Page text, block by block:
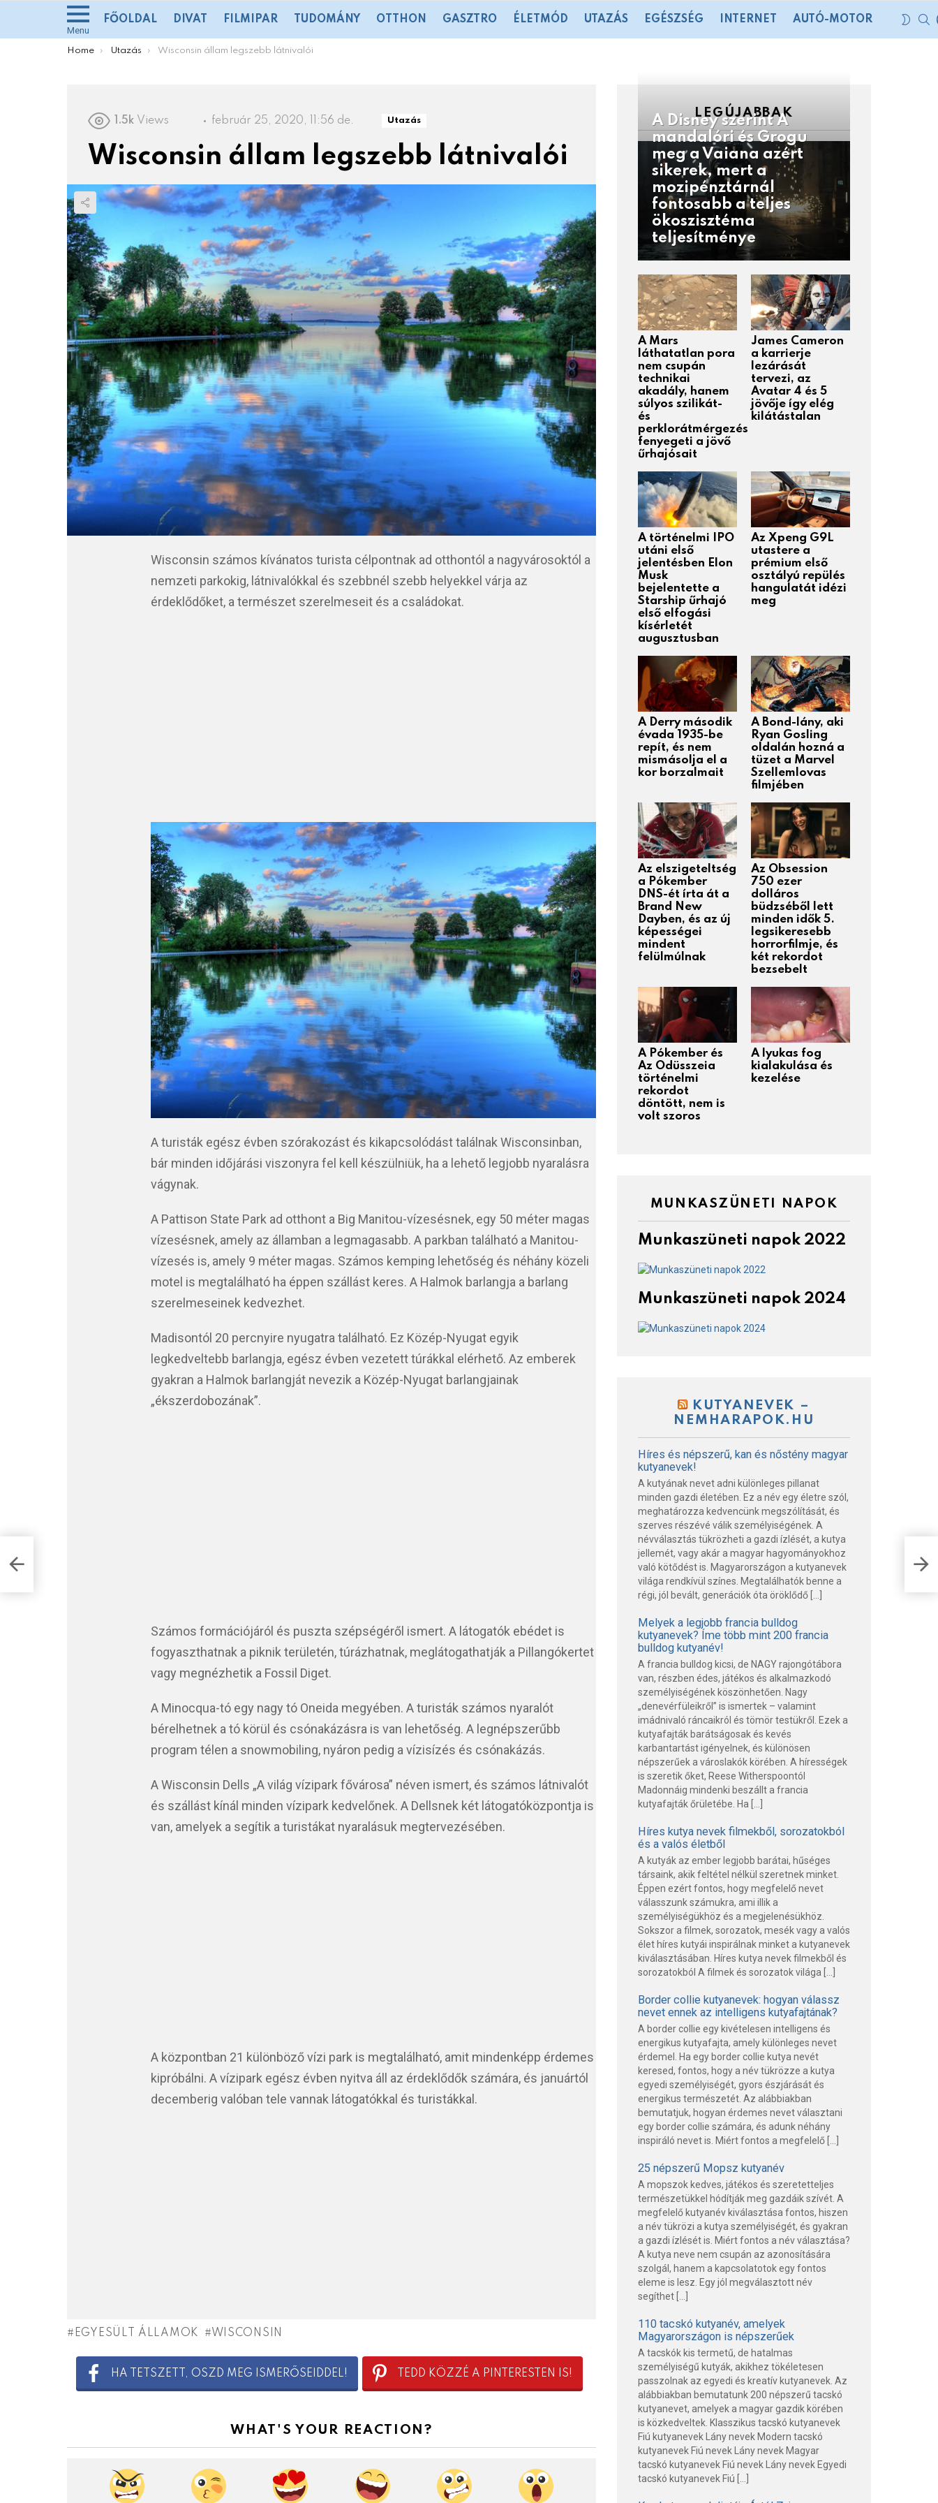
Menu
FŐOLDAL DIVAT FILMIPAR TUDOMÁNY OTTHON GASZTRO ÉLETMÓD UTAZÁS EGÉSZSÉG INTERNET AUTÓ-MOTOR
You are here:
Home Utazás Wisconsin állam legszebb látnivalói
1.5k Views február 25, 2020, 11:56 de. Utazás
Wisconsin állam legszebb látnivalói
Wisconsin számos kívánatos turista célpontnak ad otthontól a nagyvárosoktól a
nemzeti parkokig, látnivalókkal és szebbnél szebb helyekkel várja az
érdeklődőket, a természet szerelmeseit és a családokat.
A turisták egész évben szórakozást és kikapcsolódást találnak Wisconsinban,
bár minden időjárási viszonyra fel kell készülniük, ha a lehető legjobb nyaralásra
vágynak.
A Pattison State Park ad otthont a Big Manitou-vízesésnek, egy 50 méter magas
vízesésnek, amely az államban a legmagasabb. A parkban található a Manitou-
vízesés is, amely 9 méter magas. Számos kemping lehetőség és néhány közeli
motel is megtalálható ha éppen szállást keres. A Halmok barlangja a barlang
szerelmeseinek kedvezhet.
Madisontól 20 percnyire nyugatra található. Ez Közép-Nyugat egyik
legkedveltebb barlangja, egész évben vezetett túrákkal elérhető. Az emberek
gyakran a Halmok barlangját nevezik a Közép-Nyugat barlangjainak
„ékszerdobozának”.
Számos formációjáról és puszta szépségéről ismert. A látogatók ebédet is
fogyaszthatnak a piknik területén, túrázhatnak, meglátogathatják a Pillangókertet
vagy megnézhetik a Fossil Diget.
A Minocqua-tó egy nagy tó Oneida megyében. A turisták számos nyaralót
bérelhetnek a tó körül és csónakázásra is van lehetőség. A legnépszerűbb
program télen a snowmobiling, nyáron pedig a vízisízés és csónakázás.
A Wisconsin Dells „A világ vízipark fővárosa” néven ismert, és számos látnivalót
és szállást kínál minden vízipark kedvelőnek. A Dellsnek két látogatóközpontja is
van, amelyek a segítik a turistákat nyaralásuk megtervezésében.
A központban 21 különböző vízi park is megtalálható, amit mindenképp érdemes
kipróbálni. A vízipark egész évben nyitva áll az érdeklődők számára, és januártól
decemberig valóban tele vannak látogatókkal és turistákkal.
EGYESÜLT ÁLLAMOK WISCONSIN
HA TETSZETT, OSZD MEG ISMERŐSEIDDEL! TEDD KÖZZÉ A PINTERESTEN IS!
WHAT'S YOUR REACTION?
LEGÚJABBAK
A Disney szerint A
mandalóri és Grogu
meg a Vaiana azért
sikerek, mert a
mozipénztárnál
fontosabb a teljes
ökoszisztéma
teljesítménye
A Mars
láthatatlan pora
nem csupán
technikai
akadály, hanem
súlyos szilikát-
és
perklorátmérgezés
fenyegeti a jövő
űrhajósait
James Cameron
a karrierje
lezárását
tervezi, az
Avatar 4 és 5
jövője így elég
kilátástalan
A történelmi IPO
utáni első
jelentésben Elon
Musk
bejelentette a
Starship űrhajó
első elfogási
kísérletét
augusztusban
Az Xpeng G9L
utastere a
prémium első
osztályú repülés
hangulatát idézi
meg
A Derry második
évada 1935-be
repít, és nem
mismásolja el a
kor borzalmait
A Bond-lány, aki
Ryan Gosling
oldalán hozná a
tüzet a Marvel
Szellemlovas
filmjében
Az elszigeteltség
a Pókember
DNS-ét írta át a
Brand New
Dayben, és az új
képességei
mindent
felülmúlnak
Az Obsession
750 ezer
dolláros
büdzséből lett
minden idők 5.
legsikeresebb
horrorfilmje, és
két rekordot
bezsebelt
A Pókember és
Az Odüsszeia
történelmi
rekordot
döntött, nem is
volt szoros
A lyukas fog
kialakulása és
kezelése
MUNKASZÜNETI NAPOK
Munkaszüneti napok 2022
Munkaszüneti napok 2024
KUTYANEVEK –
NEMHARAPOK.HU
Híres és népszerű, kan és nőstény magyar
kutyanevek!
A kutyának nevet adni különleges pillanat
minden gazdi életében. Ez a név egy életre szól,
meghatározza kedvencünk megszólítását, és
szerves részévé válik személyiségének. A
névválasztás tükrözheti a gazdi ízlését, a kutya
jellemét, vagy akár a magyar hagyományokhoz
való kötődést is. Magyarországon a kutyanevek
világa rendkívül színes. Megtalálhatók benne a
régi, jól bevált, generációk óta öröklődő […]
Melyek a legjobb francia bulldog
kutyanevek? Íme több mint 200 francia
bulldog kutyanév!
A francia bulldog kicsi, de NAGY rajongótábora
van, részben édes, játékos és alkalmazkodó
személyiségének köszönhetően. Nagy
„denevérfüleikről” is ismertek – valamint
imádnivaló ráncaikról és tömör testükről. Ezek a
kutyafajták barátságosak és kevés
karbantartást igényelnek, és különösen
népszerűek a városlakók körében. A hírességek
is szeretik őket, Reese Witherspoontól
Madonnáig mindenki beszállt a francia
kutyafajták őrületébe. Ha […]
Híres kutya nevek filmekből, sorozatokból
és a valós életből
A kutyák az ember legjobb barátai, hűséges
társaink, akik feltétel nélkül szeretnek minket.
Éppen ezért fontos, hogy megfelelő nevet
válasszunk számukra, ami illik a
személyiségükhöz és a megjelenésükhöz.
Sokszor a filmek, sorozatok, mesék vagy a valós
élet híres kutyái inspirálnak minket a kutyanevek
kiválasztásában. Híres kutya nevek filmekből és
sorozatokból A filmek és sorozatok világa […]
Border collie kutyanevek: hogyan válassz
nevet ennek az intelligens kutyafajtának?
A border collie egy kivételesen intelligens és
energikus kutyafajta, amely különleges nevet
érdemel. Ha egy border collie kutya nevét
keresed, fontos, hogy a név tükrözze a kutya
egyedi személyiségét, gyors észjárását és
energikus természetét. Az alábbiakban
bemutatjuk, hogyan érdemes nevet választani
egy border collie számára, és adunk néhány
inspiráló nevet is. Miért fontos a megfelelő […]
25 népszerű Mopsz kutyanév
A mopszok kedves, játékos és szeretetteljes
természetükkel hódítják meg gazdáik szívét. A
megfelelő kutyanév kiválasztása fontos, hiszen
a név tükrözi a kutya személyiségét, és gyakran
a gazdi ízlését is. Miért fontos a név választása?
A kutya neve nem csupán az azonosítására
szolgál, hanem a kapcsolatotok egy fontos
eleme is lesz. Egy jól megválasztott név
segíthet […]
110 tacskó kutyanév, amelyek
Magyarországon is népszerűek
A tacskók kis termetű, de hatalmas
személyiségű kutyák, akikhez tökéletesen
passzolnak az egyedi és kreatív kutyanevek. Az
alábbiakban bemutatunk 200 népszerű tacskó
kutyanevet, amelyek a magyar gazdik körében
is közkedveltek. Klasszikus tacskó kutyanevek
Fiú kutyanevek Lány nevek Modern tacskó
kutyanevek Fiú nevek Lány nevek Magyar
tacskó kutyanevek Fiú nevek Lány nevek Egyedi
tacskó kutyanevek Fiú […]